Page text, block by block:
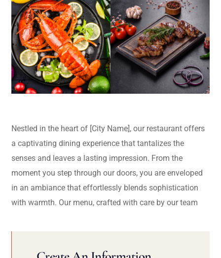
Nestled in the heart of [City Name], our restaurant offers
a captivating dining experience that tantalizes the
senses and leaves a lasting impression. From the
moment you step through our doors, you are enveloped
in an ambiance that effortlessly blends sophistication
with warmth. Our menu, crafted with care by our team